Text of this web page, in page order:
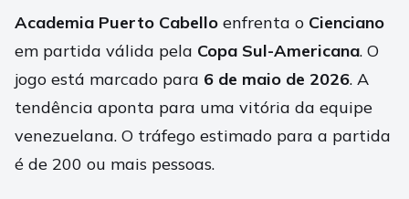
Academia Puerto Cabello enfrenta o Cienciano
em partida válida pela Copa Sul-Americana. O
jogo está marcado para 6 de maio de 2026. A
tendência aponta para uma vitória da equipe
venezuelana. O tráfego estimado para a partida
é de 200 ou mais pessoas.